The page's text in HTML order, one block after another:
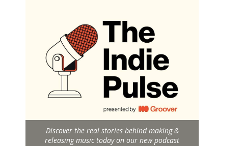
Discover the real stories behind making &
releasing music today on our new podcast